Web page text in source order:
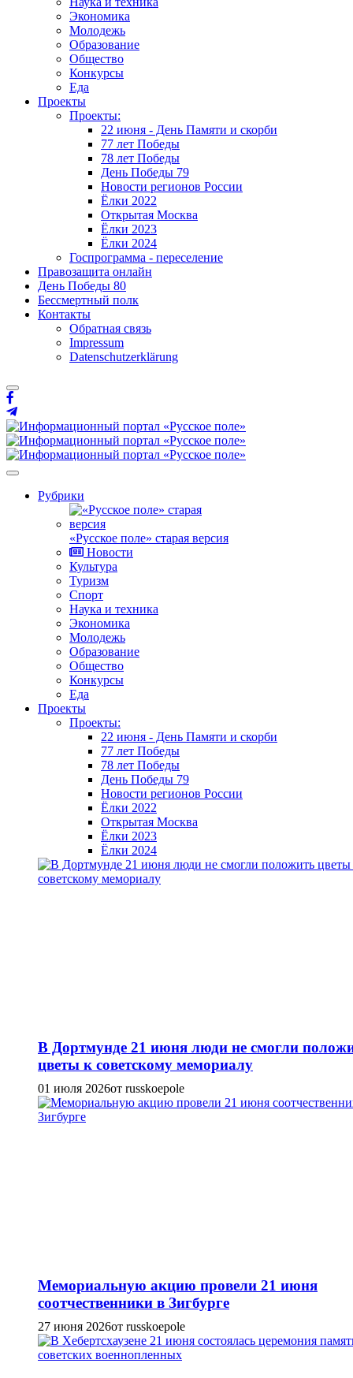
Экономика
Молодежь
Образование
Общество
Конкурсы
Еда
Проекты
Проекты:
22 июня - День Памяти и скорби
77 лет Победы
78 лет Победы
День Победы 79
Новости регионов России
Ёлки 2022
Открытая Москва
Ёлки 2023
Ёлки 2024
Госпрограмма - переселение
Правозащита онлайн
День Победы 80
Бессмертный полк
Контакты
Обратная связь
Impressum
Datenschutzerklärung
Рубрики
«Русское поле» старая версия
Новости
Культура
Туризм
Спорт
Наука и техника
Экономика
Молодежь
Образование
Общество
Конкурсы
Еда
Проекты
Проекты:
22 июня - День Памяти и скорби
77 лет Победы
78 лет Победы
День Победы 79
Новости регионов России
Ёлки 2022
Открытая Москва
Ёлки 2023
Ёлки 2024
В Дортмунде 21 июня люди не смогли
цветы к советскому мемориалу
01 июля 2026от russkoepole
Мемориальную акцию провели 21 июня
соотчественники в Зигбурге
27 июня 2026от russkoepole